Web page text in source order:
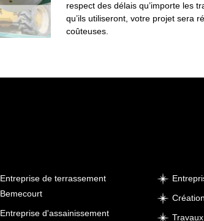
respect des délais qu’importe les
qu’ils utiliseront, votre projet sera
coûteuses.
Entreprise de terrassement
Bemecourt
Entreprise d'assainissement